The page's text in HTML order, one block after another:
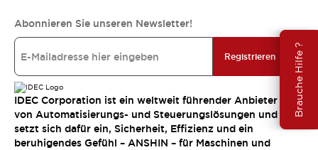
Brauche Hilfe ?
Abonnieren Sie unseren Newsletter!
Registrieren
IDEC Corporation ist ein weltweit führender Anbieter
von Automatisierungs- und Steuerungslösungen und
setzt sich dafür ein, Sicherheit, Effizienz und ein
beruhigendes Gefühl – ANSHIN – für Maschinen und